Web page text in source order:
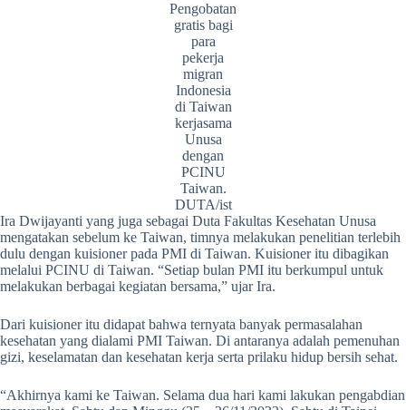
Pengobatan
gratis bagi
para
pekerja
migran
Indonesia
di Taiwan
kerjasama
Unusa
dengan
PCINU
Taiwan.
DUTA/ist
Ira Dwijayanti yang juga sebagai Duta Fakultas Kesehatan Unusa
mengatakan sebelum ke Taiwan, timnya melakukan penelitian terlebih
dulu dengan kuisioner pada PMI di Taiwan. Kuisioner itu dibagikan
melalui PCINU di Taiwan. “Setiap bulan PMI itu berkumpul untuk
melakukan berbagai kegiatan bersama,” ujar Ira.
Dari kuisioner itu didapat bahwa ternyata banyak permasalahan
kesehatan yang dialami PMI Taiwan. Di antaranya adalah pemenuhan
gizi, keselamatan dan kesehatan kerja serta prilaku hidup bersih sehat.
“Akhirnya kami ke Taiwan. Selama dua hari kami lakukan pengabdian